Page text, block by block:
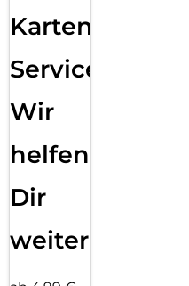
Karten
Service:
Wir
helfen
Dir
weiter